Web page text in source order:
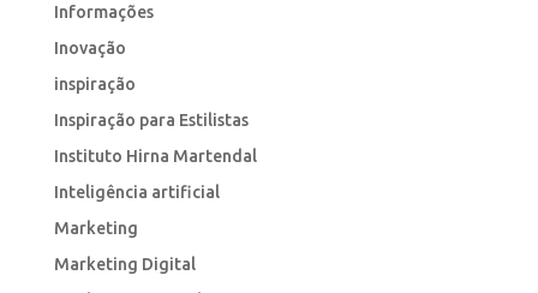
Informações
Inovação
inspiração
Inspiração para Estilistas
Instituto Hirna Martendal
Inteligência artificial
Marketing
Marketing Digital